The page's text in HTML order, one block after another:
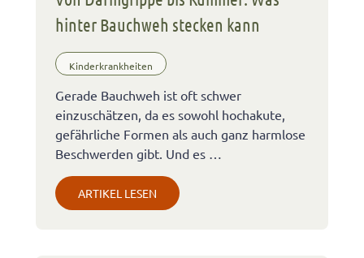
hinter Bauchweh stecken kann
Kinderkrankheiten
Gerade Bauchweh ist oft schwer
einzuschätzen, da es sowohl hochakute,
gefährliche Formen als auch ganz harmlose
Beschwerden gibt. Und es …
ARTIKEL LESEN